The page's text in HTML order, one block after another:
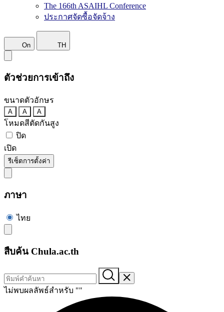
The 166th ASAIHL Conference
ประกาศจัดซื้อจัดจ้าง
On TH
ตัวช่วยการเข้าถึง
ขนาดตัวอักษร
A A A
โหมดสีตัดกันสูง
ปิด
เปิด
รีเซ็ตการตั้งค่า
ภาษา
ไทย
สืบค้น Chula.ac.th
ไม่พบผลลัพธ์สำหรับ ""